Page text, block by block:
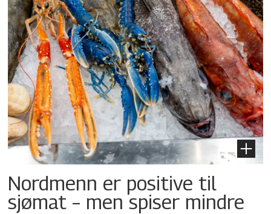
Nordmenn er positive til
sjømat – men spiser mindre